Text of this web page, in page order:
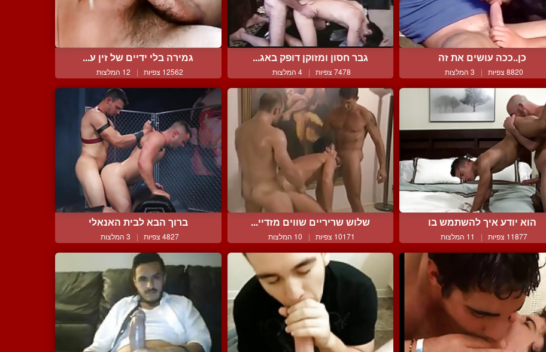
כן..ככה עושים את זה
8820 צפיות | 3 המלצות
גבר חסון ומזוקן דופק באג...
7478 צפיות | 4 המלצות
גמירה בלי ידיים של זין ע...
12562 צפיות | 12 המלצות
הוא יודע איך להשתמש בו
11877 צפיות | 11 המלצות
שלוש שריריים שווים מזדיי...
10171 צפיות | 10 המלצות
ברוך הבא לבית האנאלי
4827 צפיות | 3 המלצות